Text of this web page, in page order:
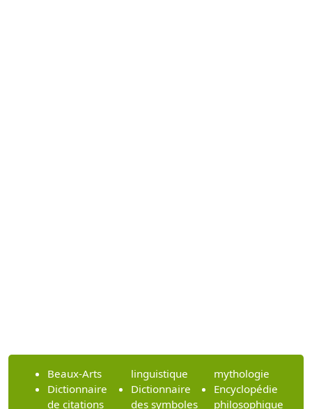
Beaux-Arts
Dictionnaire
de citations
linguistique
Dictionnaire
des symboles
mythologie
Encyclopédie
philosophique